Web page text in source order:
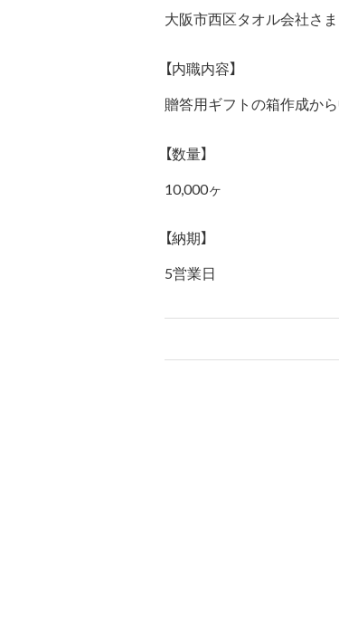
大阪市西区タオル会社さま
【内職内容】
贈答用ギフトの箱作成か
【数量】
10,000ヶ
【納期】
5営業日